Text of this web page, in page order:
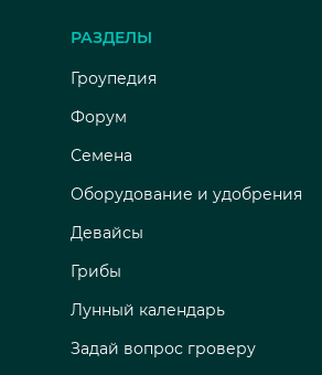
РАЗДЕЛЫ
Гроупедия
Форум
Семена
Оборудование и удобрения
Девайсы
Грибы
Лунный календарь
Задай вопрос гроверу